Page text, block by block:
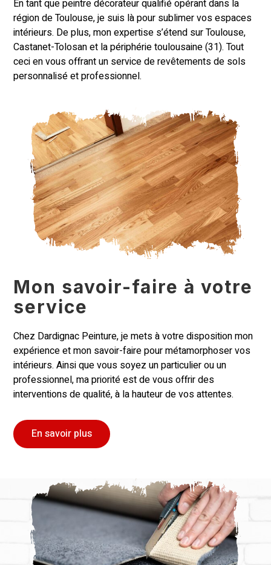
En tant quepeintredécorateur qualifié opérant dans la
région de Toulouse, je suis là pour sublimer vos espaces
intérieurs. De plus, mon expertise s’étend sur Toulouse,
Castanet-Tolosan et la périphérie toulousaine (31). Tout
ceci en vous offrant un service de revêtements de sols
personnalisé et professionnel.
Mon savoir-faire à votre
service
Chez Dardignac Peinture, je mets à votre disposition mon
expérience et mon savoir-faire pour métamorphoser vos
intérieurs. Ainsi que vous soyez un particulier ou un
professionnel, ma priorité est de vous offrir des
interventions de qualité, à la hauteur de vos attentes.
En savoir plus